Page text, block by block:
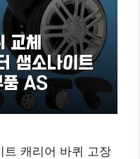
트 캐리어 바퀴 고장